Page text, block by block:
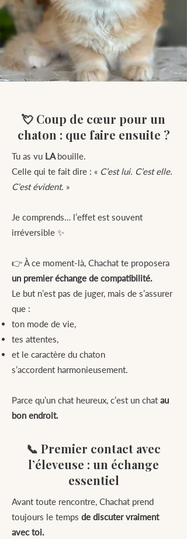
💘 Coup de cœur pour un
chaton : que faire ensuite ?
Tu as vu LAbouille.
Celle qui te fait dire : « C’est lui. C’est elle.
C’est évident. »
Je comprends… l’effet est souvent
irréversible ✨
👉 À ce moment-là, Chachat te proposera
un premier échange de compatibilité.
Le but n’est pas de juger, mais de s’assurer
que :
ton mode de vie,
tes attentes,
et le caractère du chaton
s’accordent harmonieusement.
Parce qu’un chat heureux, c’est un chat au
bon endroit.
📞 Premier contact avec
l’éleveuse : un échange
essentiel
Avant toute rencontre, Chachat prend
toujours le temps de discuter vraiment
avec toi.